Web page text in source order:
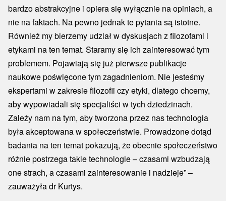
bardzo abstrakcyjne i opiera się wyłącznie na opiniach, a
nie na faktach. Na pewno jednak te pytania są istotne.
Również my bierzemy udział w dyskusjach z filozofami i
etykami na ten temat. Staramy się ich zainteresować tym
problemem. Pojawiają się już pierwsze publikacje
naukowe poświęcone tym zagadnieniom. Nie jesteśmy
ekspertami w zakresie filozofii czy etyki, dlatego chcemy,
aby wypowiadali się specjaliści w tych dziedzinach.
Zależy nam na tym, aby tworzona przez nas technologia
była akceptowana w społeczeństwie. Prowadzone dotąd
badania na ten temat pokazują, że obecnie społeczeństwo
różnie postrzega takie technologie – czasami wzbudzają
one strach, a czasami zainteresowanie i nadzieje” –
zauważyła dr Kurtys.